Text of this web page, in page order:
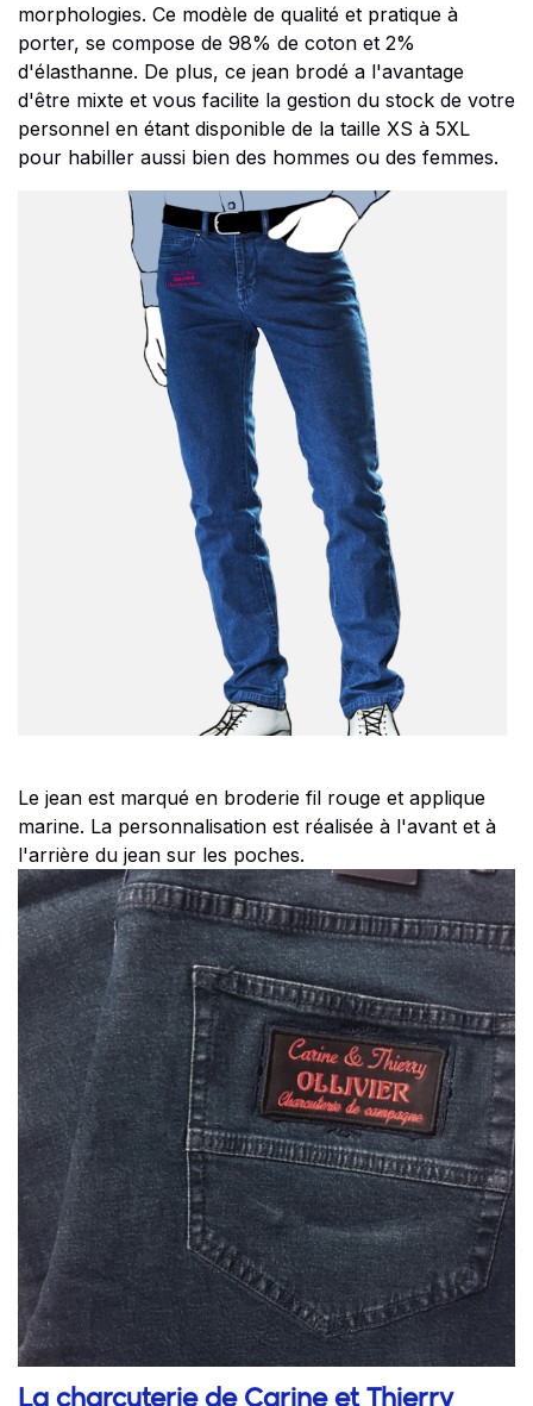
morphologies. Ce modèle de qualité et pratique à
porter, se compose de 98% de coton et 2%
d'élasthanne. De plus, ce jean brodé a l'avantage
d'être mixte et vous facilite la gestion du stock de votre
personnel en étant disponible de la taille XS à 5XL
pour habiller aussi bien des hommes ou des femmes.
Le jean est marqué en broderie fil rouge et applique
marine. La personnalisation est réalisée à l'avant et à
l'arrière du jean sur les poches.
La charcuterie de Carine et Thierry